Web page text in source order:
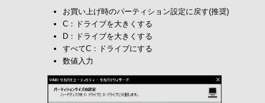
お買い上げ時のパーティション設定に戻す(推奨)
C：ドライブを大きくする
D：ドライブを大きくする
すべてC：ドライブにする
数値入力